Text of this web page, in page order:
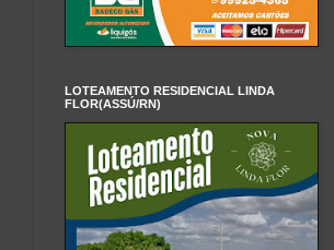
LOTEAMENTO RESIDENCIAL LINDA
FLOR(ASSÚ/RN)